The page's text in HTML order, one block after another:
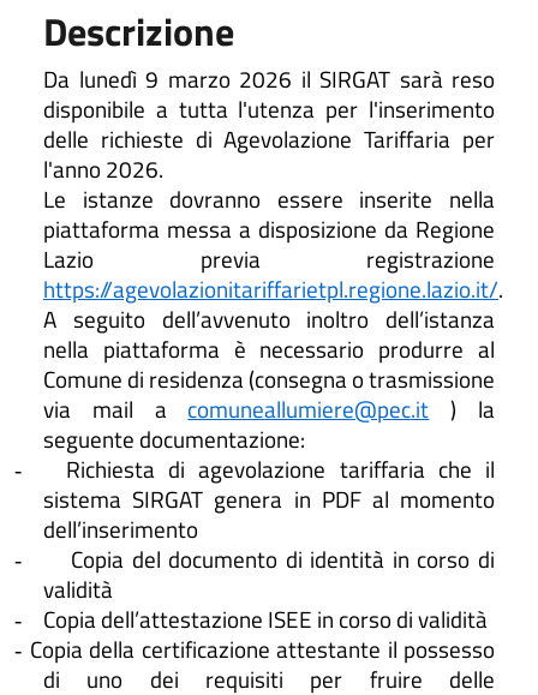
Descrizione
Da lunedì 9 marzo 2026 il SIRGAT sarà reso
disponibile a tutta l'utenza per l'inserimento
delle richieste di Agevolazione Tariffaria per
l'anno 2026.
Le istanze dovranno essere inserite nella
piattaforma messa a disposizione da Regione
Lazio previa registrazione
https://agevolazionitariffarietpl.regione.lazio.it/.
A seguito dell’avvenuto inoltro dell’istanza
nella piattaforma è necessario produrre al
Comune di residenza (consegna o trasmissione
via mail a comuneallumiere@pec.it ) la
seguente documentazione:
-
Richiesta di agevolazione tariffaria che il
sistema SIRGAT genera in PDF al momento
dell’inserimento
-
Copia del documento di identità in corso di
validità
- Copia dell’attestazione ISEE in corso di validità
- Copia della certificazione attestante il possesso
di uno dei requisiti per fruire delle